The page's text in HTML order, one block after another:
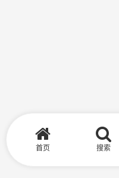
首页 搜索